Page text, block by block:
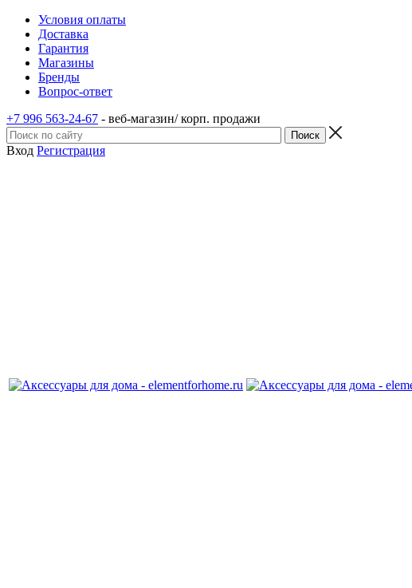
Условия оплаты
Доставка
Гарантия
Магазины
Бренды
Вопрос-ответ
+7 996 563-24-67 - веб-магазин/ корп. продажи
Вход Регистрация